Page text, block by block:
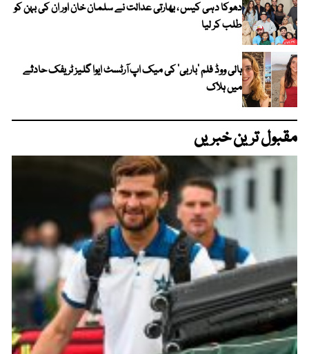
دھوکا دہی کیس ، بھارتی عدالت نے سلمان خان اور ان کی بہن کو
طلب کر لیا
ہالی ووڈ فلم ’باربی‘ کی میک اپ آرٹسٹ ایوا گلیز ٹریفک حادثے
میں ہلاک
مقبول ترین خبریں